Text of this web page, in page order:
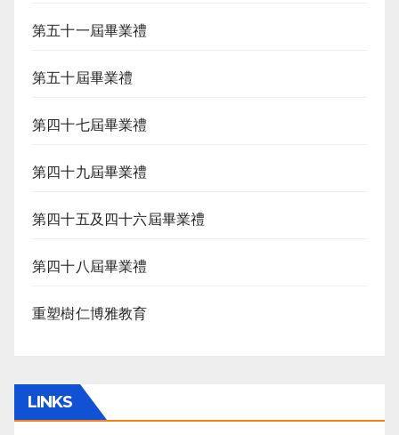
第五十一屆畢業禮
第五十屆畢業禮
第四十七屆畢業禮
第四十九屆畢業禮
第四十五及四十六屆畢業禮
第四十八屆畢業禮
重塑樹仁博雅教育
LINKS